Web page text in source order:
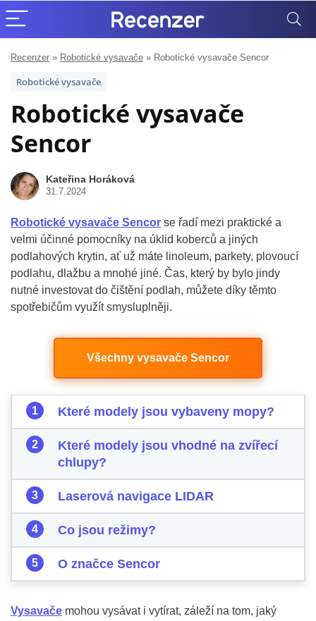
Recenzer » Robotické vysavače » Robotické vysavače Sencor
Robotické vysavače
Robotické vysavače
Sencor
Kateřina Horáková
31.7.2024
Robotické vysavače Sencor se řadí mezi praktické a
velmi účinné pomocníky na úklid koberců a jiných
podlahových krytin, ať už máte linoleum, parkety, plovoucí
podlahu, dlažbu a mnohé jiné. Čas, který by bylo jindy
nutné investovat do čištění podlah, můžete díky těmto
spotřebičům využít smysluplněji.
Všechny vysavače Sencor
Které modely jsou vybaveny mopy?
Které modely jsou vhodné na zvířecí
chlupy?
Laserová navigace LIDAR
Co jsou režimy?
O značce Sencor
Vysavače mohou vysávat i vytírat, záleží na tom, jaký